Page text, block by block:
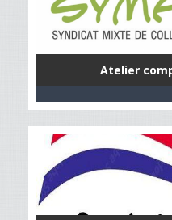
Atelier